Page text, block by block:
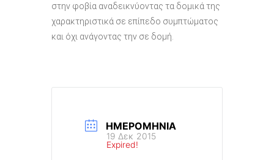
στην φοβία αναδεικνύοντας τα δομικά της
χαρακτηριστικά σε επίπεδο συμπτώματος
και όχι ανάγοντας την σε δομή.
ΗΜΕΡΟΜΗΝΊΑ
19 Δεκ 2015
Expired!